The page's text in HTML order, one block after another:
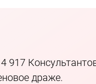
917
драже.